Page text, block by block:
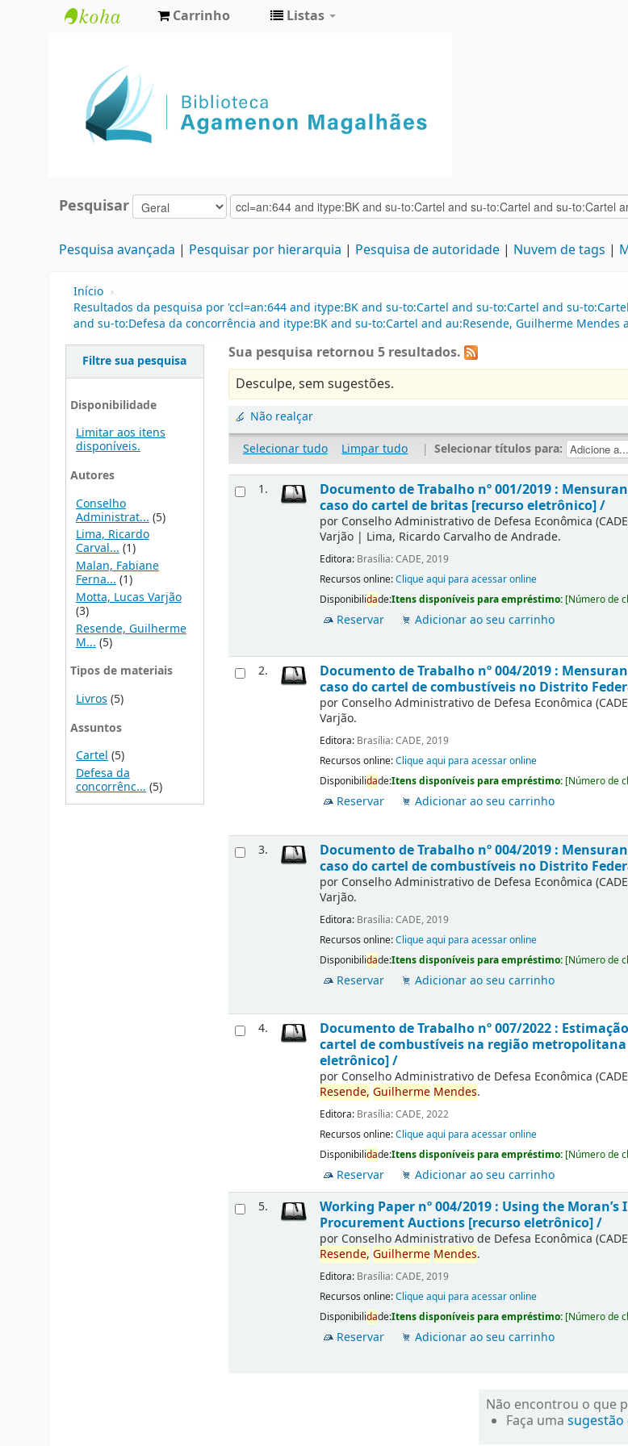
Agamenon
Magalhães
Carrinho Listas
Pesquisar
Pesquisa avançada Pesquisar por hierarquia Pesquisa de autoridade Nuvem de tags
Início ›
Resultados da pesquisa por 'ccl=an:644 and itype:BK and su-to:Cartel and su-to:Cartel and su-
and su-to:Defesa da concorrência and itype:BK and su-to:Cartel and au:Resende, Guilherme Mendes
Filtre sua pesquisa
Disponibilidade
Limitar aos itens
disponíveis.
Autores
Conselho
Administrat... (5)
Lima, Ricardo
Carval...(1)
Malan, Fabiane
Ferna... (1)
Motta, Lucas Varjão
(3)
Resende, Guilherme
M... (5)
Tipos de materiais
Livros (5)
Assuntos
Cartel(5)
Defesa da
concorrênc... (5)
Sua pesquisa retornou 5 resultados.
Desculpe, sem sugestões.
Não realçar
Selecionar tudo
Limpar tudo | Selecionar títulos para:
1.
Documento de Trabalho nº 001/2019 :
caso do cartel de britas [recurso eletrônico] /
por Conselho Administrativo de Defesa Econômica
Varjão | Lima, Ricardo Carvalho de Andrade.
Editora: Brasília: CADE, 2019
Recursos online:Clique aqui para acessar online
Disponibilidade:Itens disponíveis para empréstimo: [Número de
Reservar Adicionar ao seu carrinho
2.
Documento de Trabalho nº 004/2019 :
caso do cartel de combustíveis no Distrito
por Conselho Administrativo de Defesa Econômica
Varjão.
Editora: Brasília: CADE, 2019
Recursos online:Clique aqui para acessar online
Disponibilidade:Itens disponíveis para empréstimo: [Número de
Reservar Adicionar ao seu carrinho
3.
Documento de Trabalho nº 004/2019 :
caso do cartel de combustíveis no Distrito
por Conselho Administrativo de Defesa Econômica
Varjão.
Editora: Brasília: CADE, 2019
Recursos online:Clique aqui para acessar online
Disponibilidade:Itens disponíveis para empréstimo: [Número de
Reservar Adicionar ao seu carrinho
4.
Documento de Trabalho nº 007/2022 :
cartel de combustíveis na região
eletrônico] /
por Conselho Administrativo de Defesa Econômica
Resende, Guilherme Mendes.
Editora: Brasília: CADE, 2022
Recursos online:Clique aqui para acessar online
Disponibilidade:Itens disponíveis para empréstimo: [Número de
Reservar
Adicionar ao seu carrinho
5.
Working Paper nº 004/2019 : Using the
Procurement Auctions [recurso eletrônico] /
por Conselho Administrativo de Defesa Econômica
Resende, Guilherme Mendes.
Editora: Brasília: CADE, 2019
Recursos online:Clique aqui para acessar online
Disponibilidade:Itens disponíveis para empréstimo: [Número de
Reservar Adicionar ao seu carrinho
Não encontrou o que
Faça uma sugestão